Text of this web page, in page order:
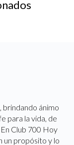
ánimo
para la vida, de
Club 700 Hoy
un propósito y lo